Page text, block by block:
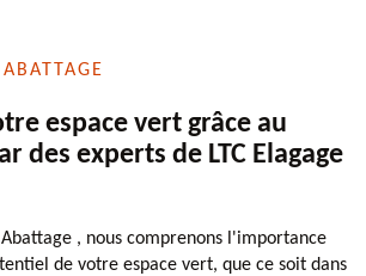
espace vert grâce au
des experts de LTC Elagage
Abattage , nous comprenons l'importance
de votre espace vert, que ce soit dans